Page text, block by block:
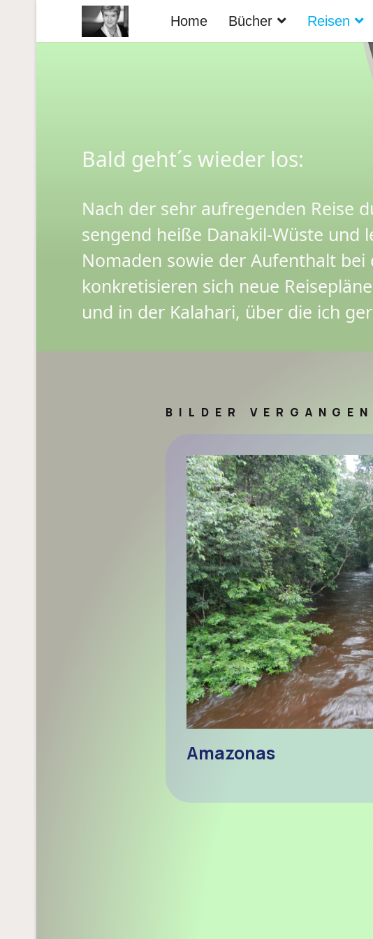
Home Bücher Reisen
Bald geht´s wieder los:
Nach der sehr aufregenden Reise
sengend heiße Danakil-Wüste und
Nomaden sowie der Aufenthalt bei
konkretisieren sich neue
und in der Kalahari, über die ich
BILDER
Amazonas